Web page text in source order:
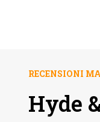
RECENSIONI
Hyde